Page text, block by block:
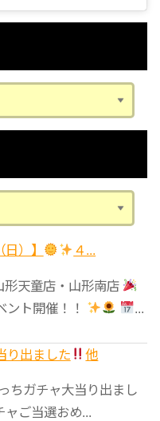
）】 ４...
形天童店・山形南店
ント開催！！
...
り出ました 他
ガチャ大当り出まし
ご当選おめ...